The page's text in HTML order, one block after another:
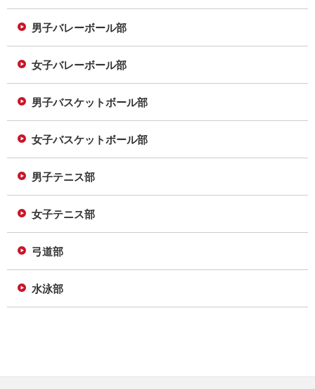
男子バレーボール部
女子バレーボール部
男子バスケットボール部
女子バスケットボール部
男子テニス部
女子テニス部
弓道部
水泳部